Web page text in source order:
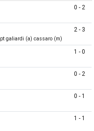
0 - 2
galiardi (a) cassaro (m)
2 - 3
1 - 0
0 - 2
0 - 1
1 - 1